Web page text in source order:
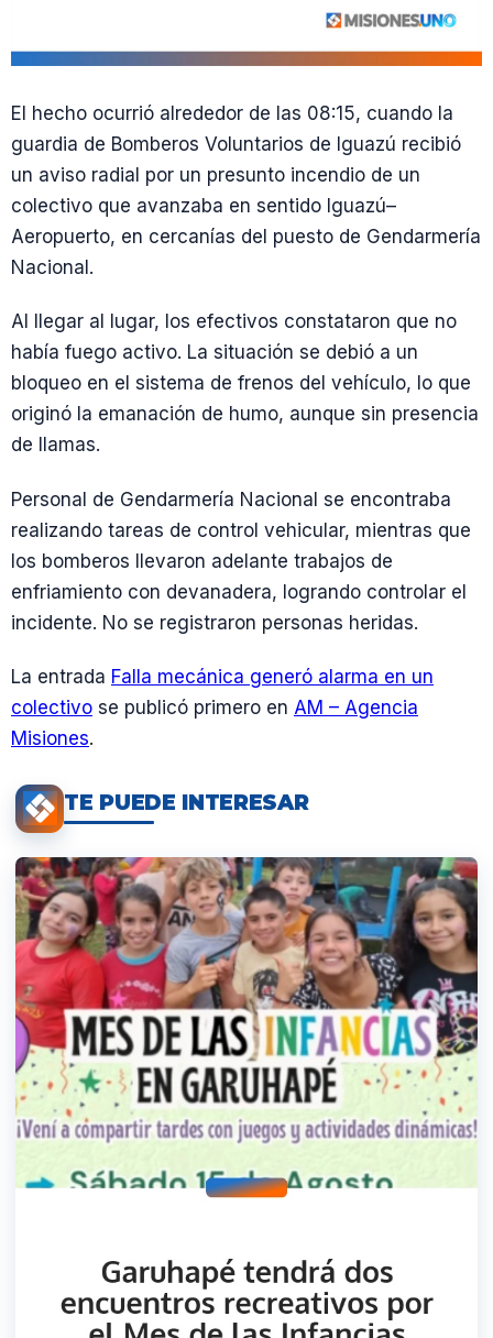
El hecho ocurrió alrededor de las 08:15, cuando la
guardia de Bomberos Voluntarios de Iguazú recibió
un aviso radial por un presunto incendio de un
colectivo que avanzaba en sentido Iguazú–
Aeropuerto, en cercanías del puesto de Gendarmería
Nacional.
Al llegar al lugar, los efectivos constataron que no
había fuego activo. La situación se debió a un
bloqueo en el sistema de frenos del vehículo, lo que
originó la emanación de humo, aunque sin presencia
de llamas.
Personal de Gendarmería Nacional se encontraba
realizando tareas de control vehicular, mientras que
los bomberos llevaron adelante trabajos de
enfriamiento con devanadera, logrando controlar el
incidente. No se registraron personas heridas.
La entrada Falla mecánica generó alarma en un
colectivo se publicó primero en AM – Agencia
Misiones.
TE PUEDE INTERESAR